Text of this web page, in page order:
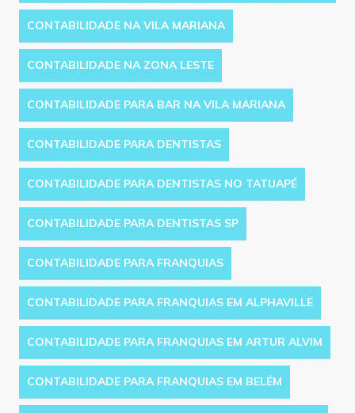
CONTABILIDADE NA VILA MARIANA
CONTABILIDADE NA ZONA LESTE
CONTABILIDADE PARA BAR NA VILA MARIANA
CONTABILIDADE PARA DENTISTAS
CONTABILIDADE PARA DENTISTAS NO TATUAPÉ
CONTABILIDADE PARA DENTISTAS SP
CONTABILIDADE PARA FRANQUIAS
CONTABILIDADE PARA FRANQUIAS EM ALPHAVILLE
CONTABILIDADE PARA FRANQUIAS EM ARTUR ALVIM
CONTABILIDADE PARA FRANQUIAS EM BELÉM